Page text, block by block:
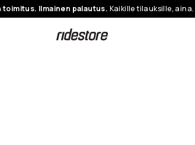
toimitus. Ilmainen palautus. Kaikille tilauksille, aina.